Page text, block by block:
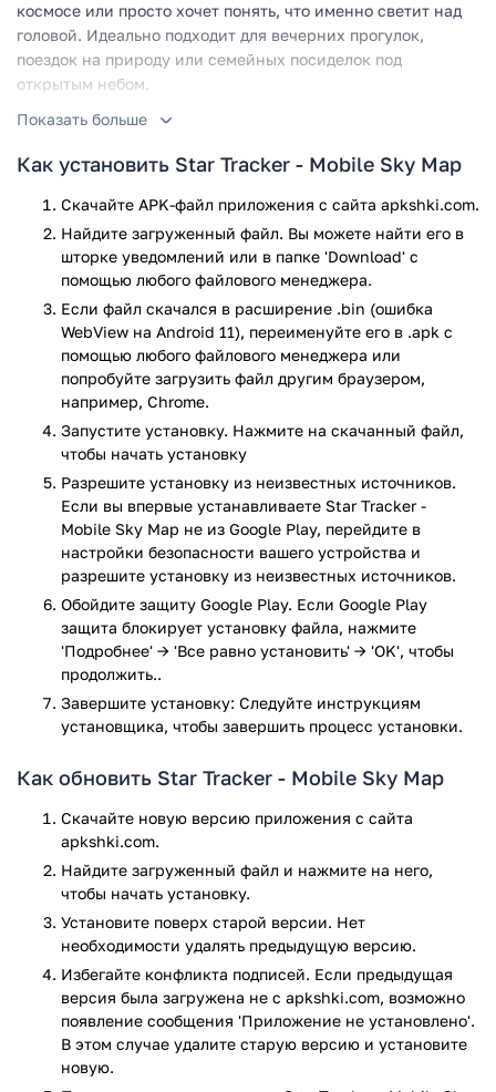
космосе или просто хочет понять, что именно светит над
головой. Идеально подходит для вечерних прогулок,
поездок на природу или семейных посиделок под
открытым небом.
Функционал
Чтобы начать, просто направьте телефон в небо — и на
экране сразу появятся звезды, планеты, созвездия и
другие космические объекты, которые находятся перед
вами в реальности. Приложение работает в режиме
дополненной реальности, плавно подстраиваясь под
движение устройства. Оно показывает более 8000 звезд,
88 созвездий, планеты Солнечной системы, Солнце и
Луну, а также некоторые объекты глубокого космоса. Все
это — в красивой графике с детализированными
рисунками, особенно впечатляющими в ночном режиме.
Если включить GPS, местоположение установится
автоматически, но можно и задать его вручную. Все меню
исчезают, когда вы направляете телефон на небо — ничего
не мешает наблюдению. А благодаря точной системе
калибровки приложение реагирует быстро и точно, без
тормозов. Есть платная версия, где доступно еще больше
функций, включая поиск по объектам, 3D-компас и
возможность перемещаться во времени с помощью
«машины времени».
Star Tracker – Mobile Sky Map — это идеальный спутник для
вечернего неба. Он поможет вам узнать, где находится
Юпитер, как выглядит Орион, и что за яркая точка над
но не знали, с чего начать — начните с этого приложения.
Просто выйдите на улицу, поднимите телефон — и
Вселенная у вас в руках.
Приложение Star Tracker - Mobile Sky Map прошло
проверку антивирусом VirusTotal. В результате проверки
по всем последним сигнатурам заражения файлов не
выявлено.
Показать больше
Как установить Star Tracker - Mobile Sky Map
Скачайте APK-файл приложения с сайта apkshki.com.
Найдите загруженный файл. Вы можете найти его в
шторке уведомлений или в папке 'Download' с
помощью любого файлового менеджера.
Если файл скачался в расширение .bin (ошибка
WebView на Android 11), переименуйте его в .apk с
помощью любого файлового менеджера или
попробуйте загрузить файл другим браузером,
например, Chrome.
Запустите установку. Нажмите на скачанный файл,
чтобы начать установку
Разрешите установку из неизвестных источников.
Если вы впервые устанавливаете Star Tracker -
Mobile Sky Map не из Google Play, перейдите в
настройки безопасности вашего устройства и
разрешите установку из неизвестных источников.
Обойдите защиту Google Play. Если Google Play
защита блокирует установку файла, нажмите
'Подробнее' → 'Все равно установить' → 'OK', чтобы
продолжить..
Завершите установку: Следуйте инструкциям
установщика, чтобы завершить процесс установки.
Как обновить Star Tracker - Mobile Sky Map
Скачайте новую версию приложения с сайта
apkshki.com.
Найдите загруженный файл и нажмите на него,
чтобы начать установку.
Установите поверх старой версии. Нет
необходимости удалять предыдущую версию.
Избегайте конфликта подписей. Если предыдущая
версия была загружена не с apkshki.com, возможно
появление сообщения 'Приложение не установлено'.
В этом случае удалите старую версию и установите
новую.